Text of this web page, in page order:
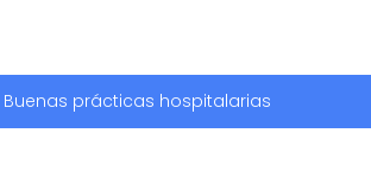
Buenas prácticas hospitalarias